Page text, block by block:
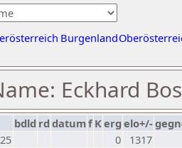
Burgenland
Eckhard
bdld rd datumf Kerg elo+/-
0
1317